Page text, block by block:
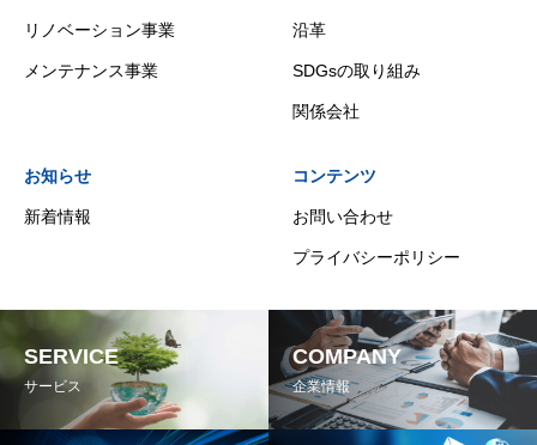
リノベーション事業
メンテナンス事業
沿革
SDGsの取り組み
関係会社
お知らせ
新着情報
コンテンツ
お問い合わせ
プライバシーポリシー
SERVICE
サービス
COMPANY
企業情報